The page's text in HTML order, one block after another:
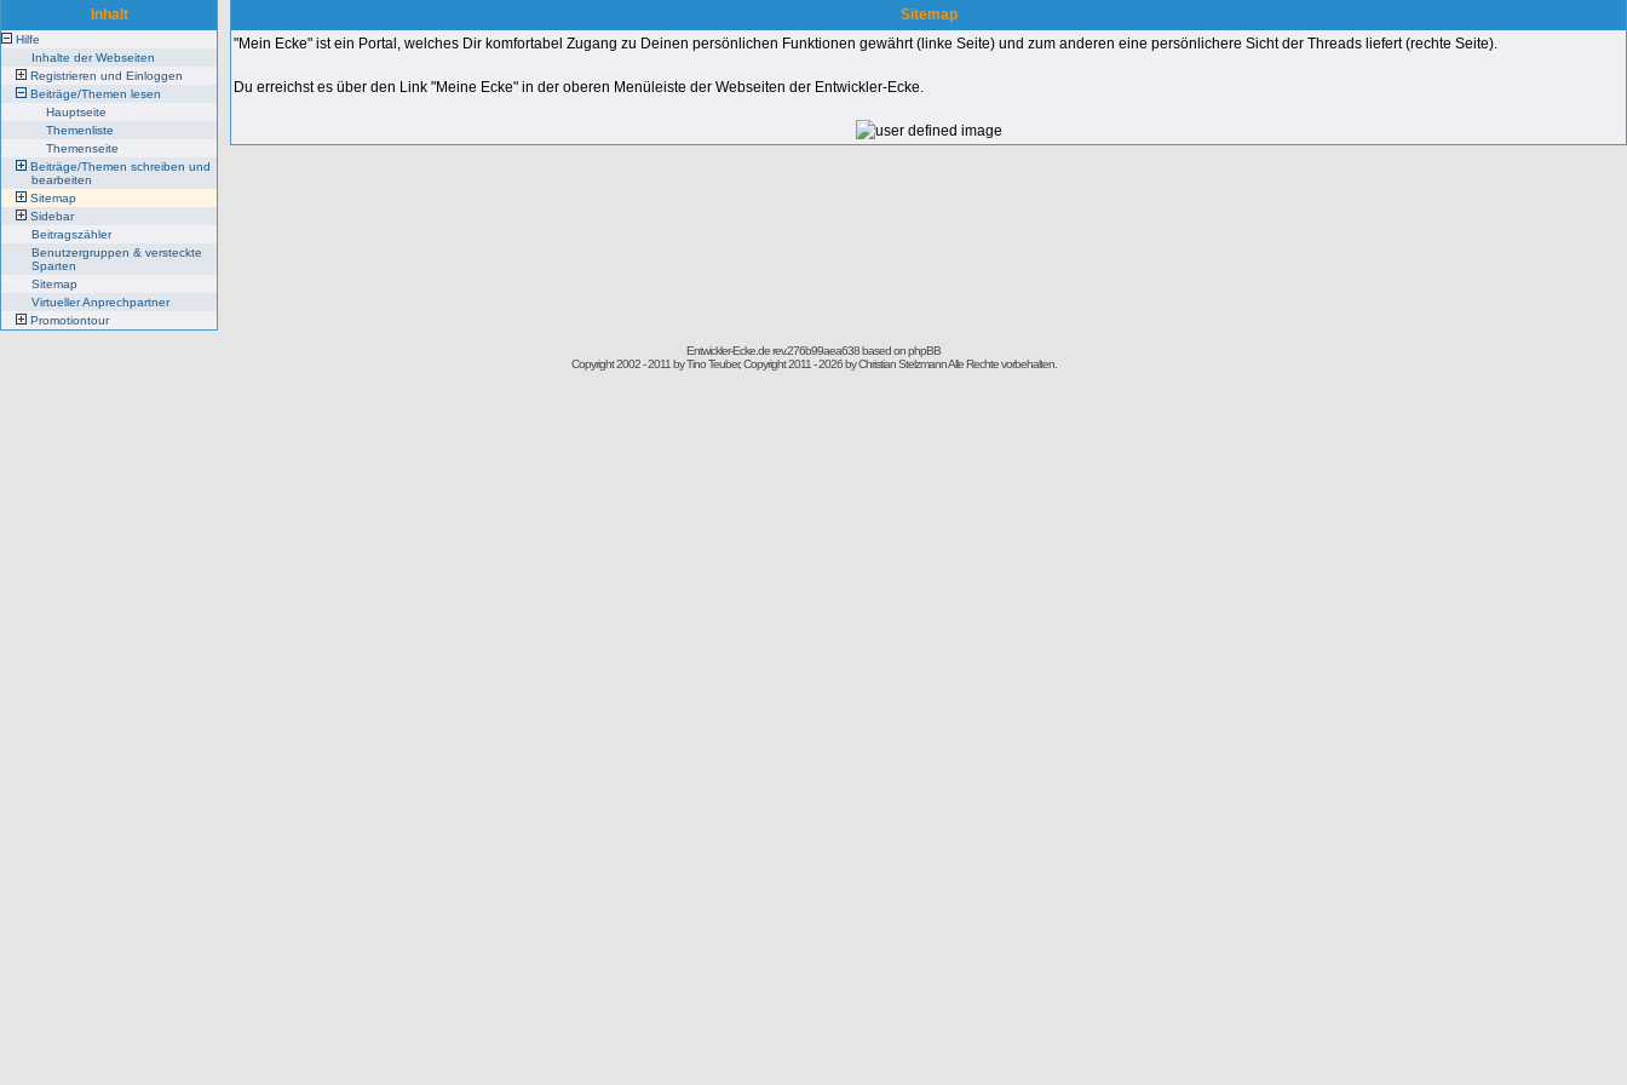
Inhalt
Hilfe
Inhalte der Webseiten
Registrieren und Einloggen
Beiträge/Themen lesen
Hauptseite
Themenliste
Themenseite
Beiträge/Themen schreiben und
bearbeiten
Sitemap
Sidebar
Beitragszähler
Benutzergruppen & versteckte
Sparten
Sitemap
Virtueller Anprechpartner
Promotiontour
Sitemap
"Mein Ecke" ist ein Portal, welches Dir komfortabel Zugang zu Deinen persönlichen Funktionen gewährt (linke Seite) und zum anderen eine persönlichere Sicht der Threads liefert (rechte Seite).
Du erreichst es über den Link "Meine Ecke" in der oberen Menüleiste der Webseiten der Entwickler-Ecke.
Entwickler-Ecke.de rev.276b99aea638based onphpBB
Copyright 2002 - 2011 by Tino Teuber, Copyright 2011 - 2026 by Christian Stelzmann Alle Rechte vorbehalten.